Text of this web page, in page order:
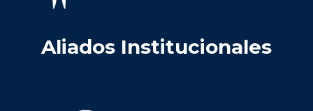
Aliados Institucionales